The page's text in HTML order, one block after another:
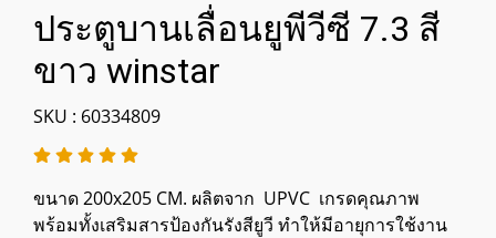
ประตูบานเลื่อนยูพีวีซี 7.3 สี
ขาว winstar
SKU : 60334809
ขนาด 200x205 CM. ผลิตจาก UPVC เกรดคุณภาพ
พร้อมทั้งเสริมสารป้องกันรังสียูวี ทำให้มีอายุการใช้งาน